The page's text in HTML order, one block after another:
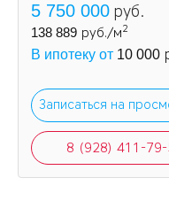
5 750 000 руб.
138 889 руб./м2
В ипотеку от 10 000
Записаться на
8 (928) 411-79-